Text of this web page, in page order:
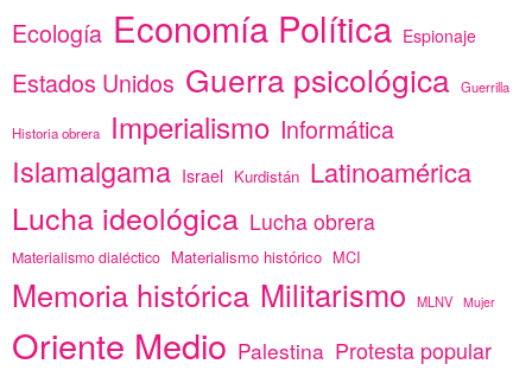
Ecología Economía Política Espionaje
Estados Unidos Guerra psicológica Guerrilla
Historia obrera Imperialismo Informática
Islamalgama Israel Kurdistán Latinoamérica
Lucha ideológica Lucha obrera
Materialismo dialéctico Materialismo histórico MCI
Memoria histórica Militarismo MLNV Mujer
Oriente Medio Palestina Protesta popular